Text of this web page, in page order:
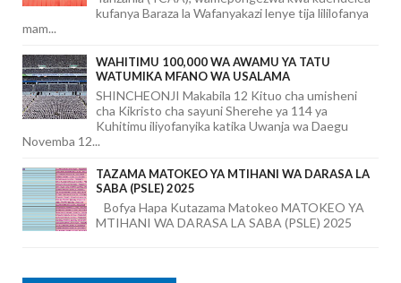
kufanya Baraza la Wafanyakazi lenye tija lililofanya
mam...
WAHITIMU 100,000 WA AWAMU YA TATU
WATUMIKA MFANO WA USALAMA
SHINCHEONJI Makabila 12 Kituo cha umisheni
cha Kikristo cha sayuni Sherehe ya 114 ya
Kuhitimu iliyofanyika katika Uwanja wa Daegu
Novemba 12...
TAZAMA MATOKEO YA MTIHANI WA DARASA LA
SABA (PSLE) 2025
Bofya Hapa Kutazama Matokeo MATOKEO YA
MTIHANI WA DARASA LA SABA (PSLE) 2025